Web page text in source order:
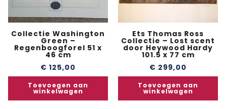
Collectie Washington
Green –
Regenboogforel 51 x
46 cm
€ 125,00
Toevoegen aan
winkelwagen
Ets Thomas Ross
Collectie – Lost scent
door Heywood Hardy
101.5 x 77 cm
€ 299,00
Toevoegen aan
winkelwagen